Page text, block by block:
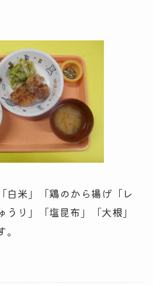
白米」「鶏のから揚げ「レ
り」「塩昆布」「大根」